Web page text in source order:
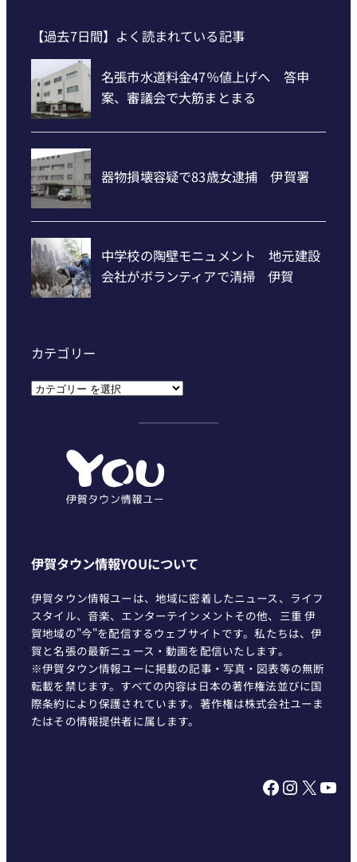
【過去7日間】よく読まれている記事
カテゴリー
カ
伊賀タウン情報YOUについて
伊賀タウン情報ユーは、地域に密着したニュース、ライフ
スタイル、音楽、エンターテインメントその他、三重 伊
賀地域の"今"を配信するウェブサイトです。私たちは、伊
賀と名張の最新ニュース・動画を配信いたします。
※伊賀タウン情報ユーに掲載の記事・写真・図表等の無断
転載を禁じます。すべての内容は日本の著作権法並びに国
際条約により保護されています。著作権は株式会社ユーま
たはその情報提供者に属します。
Facebook InstagramX YouTube